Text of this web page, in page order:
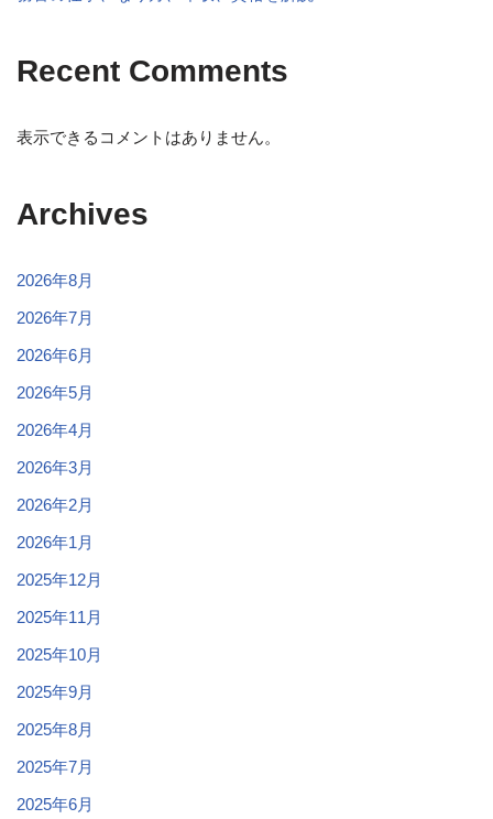
Recent Comments
表示できるコメントはありません。
Archives
2026年8月
2026年7月
2026年6月
2026年5月
2026年4月
2026年3月
2026年2月
2026年1月
2025年12月
2025年11月
2025年10月
2025年9月
2025年8月
2025年7月
2025年6月